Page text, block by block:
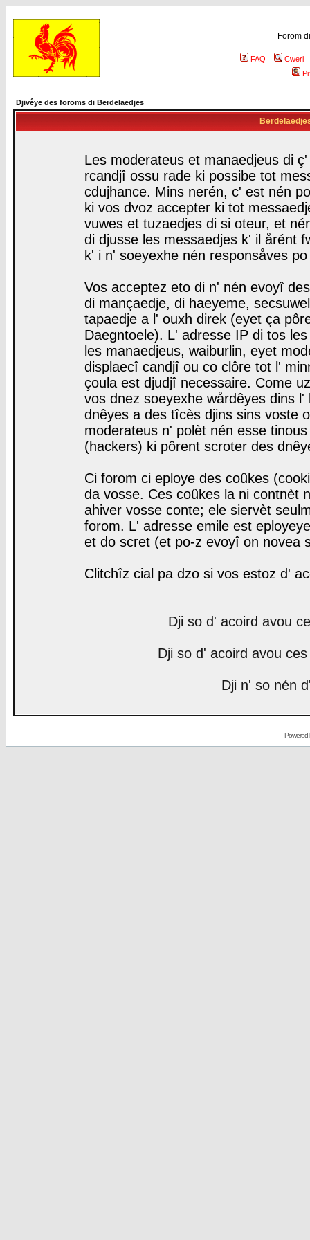
Forom
FAQ
Cweri
Djivêye des foroms di Berdelaedjes
Les moderateus et manaedjeus di
rcandjî ossu rade ki possibe tot
cdujhance. Mins nerén, c' est nén
ki vos dvoz accepter ki tot
vuwes et tuzaedjes di si oteur, et
di djusse les messaedjes k' il årént
k' i n' soeyexhe nén responsåves
Vos acceptez eto di n' nén evoyî
di mançaedje, di haeyeme,
tapaedje a l' ouxh direk (eyet ça
Daegntoele). L' adresse IP di tos
les manaedjeus, waiburlin, eyet
displaecî candjî ou co clôre tot l'
çoula est djudjî necessaire. Come
vos dnez soeyexhe wårdêyes dins
dnêyes a des tîcès djins sins voste
moderateus n' polèt nén esse
(hackers) ki pôrent scroter des
Ci forom ci eploye des coûkes
da vosse. Ces coûkes la ni contnèt
ahiver vosse conte; ele siervèt
forom. L' adresse emile est
et do scret (et po-z evoyî on novea
Clitchîz cial pa dzo si vos estoz d'
Dji so d' acoird avou
Dji so d' acoird avou
Dji n' so nén
Powered